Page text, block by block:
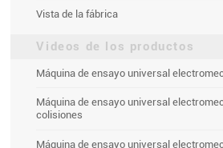
Vista de la fábrica
Videos de los productos
Máquina de ensayo universal
Máquina de ensayo universal
colisiones
Máquina de ensayo universal